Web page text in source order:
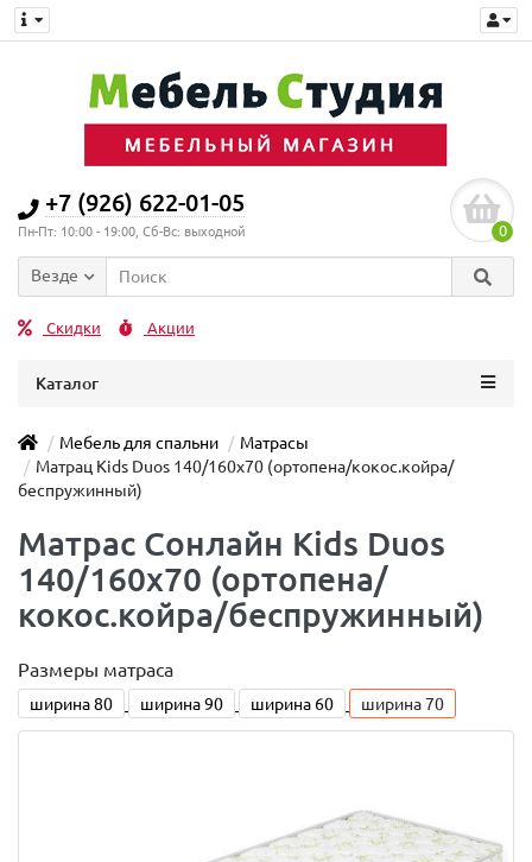
+7 (926) 622-01-05
Пн-Пт: 10:00 - 19:00, Сб-Вс: выходной 0
Везде
Скидки Акции
Каталог
Мебель для спальни
Матрасы
Матрац Kids Duos 140/160x70 (ортопена/кокос.койра/
беспружинный)
Матраc Сонлайн Kids Duos
140/160x70 (ортопена/
кокос.койра/беспружинный)
Размеры матраса
ширина 80 ширина 90 ширина 60 ширина 70